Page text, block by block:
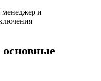
менеджер и